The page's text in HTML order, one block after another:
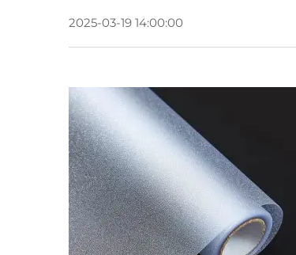
2025-03-19 14:00:00